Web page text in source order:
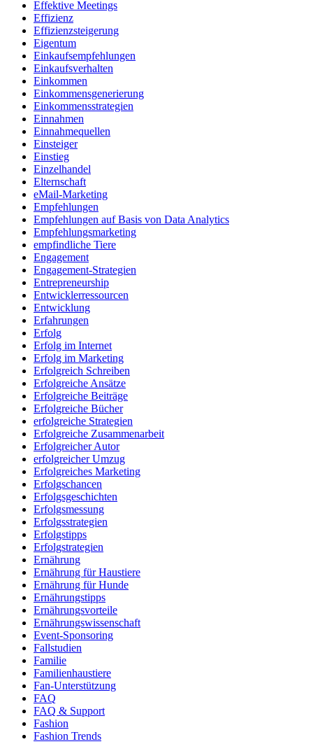
Effektive Meetings
Effizienz
Effizienzsteigerung
Eigentum
Einkaufsempfehlungen
Einkaufsverhalten
Einkommen
Einkommensgenerierung
Einkommensstrategien
Einnahmen
Einnahmequellen
Einsteiger
Einstieg
Einzelhandel
Elternschaft
eMail-Marketing
Empfehlungen
Empfehlungen auf Basis von Data Analytics
Empfehlungsmarketing
empfindliche Tiere
Engagement
Engagement-Strategien
Entrepreneurship
Entwicklerressourcen
Entwicklung
Erfahrungen
Erfolg
Erfolg im Internet
Erfolg im Marketing
Erfolgreich Schreiben
Erfolgreiche Ansätze
Erfolgreiche Beiträge
Erfolgreiche Bücher
erfolgreiche Strategien
Erfolgreiche Zusammenarbeit
Erfolgreicher Autor
erfolgreicher Umzug
Erfolgreiches Marketing
Erfolgschancen
Erfolgsgeschichten
Erfolgsmessung
Erfolgsstrategien
Erfolgstipps
Erfolgstrategien
Ernährung
Ernährung für Haustiere
Ernährung für Hunde
Ernährungstipps
Ernährungsvorteile
Ernährungswissenschaft
Event-Sponsoring
Fallstudien
Familie
Familienhaustiere
Fan-Unterstützung
FAQ
FAQ & Support
Fashion
Fashion Trends